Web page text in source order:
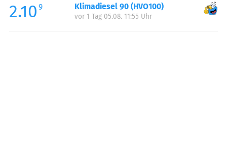
2.10 9 Klimadiesel 90 (HVO100)
vor 1 Tag 05.08. 11:55 Uhr